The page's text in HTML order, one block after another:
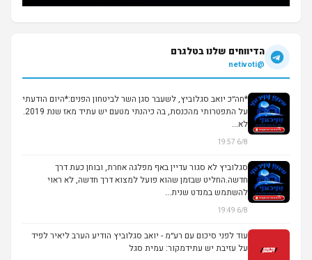
הדיווחים שלנו בטלגרם
@netivoti
*חה״כ יואב סגלוביץ, לשעבר סגן השר לביטחון הפנים:*היום הודעתי
על התפטרותי מהכנסת, בה כיהנתי מטעם יש עתיד מאז שנת 2019.
לא...
6/8 19:57
סגלוביץ לא סגור עדיין באף מפלגה אחרת, ובוחן כעת דרך
חדשה.החליט שבזמן שהוא פועל למצוא דרך חדשה, לא ראוי
להשתמש במנדט שנית...
6/8 19:49
עוד לפני סיכום עם רע״מ - יואב סגלוביץ הודיע הערב ליאיר לפיד
על עזיבת יש עתידמקור: עמית סגל